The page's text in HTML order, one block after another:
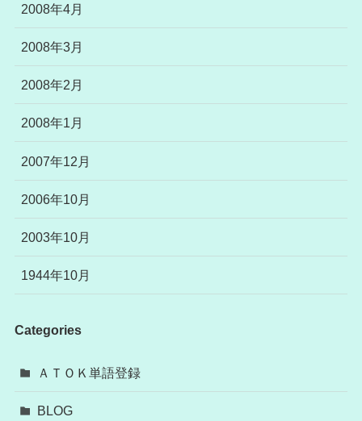
2008年4月
2008年3月
2008年2月
2008年1月
2007年12月
2006年10月
2003年10月
1944年10月
Categories
ＡＴＯＫ単語登録
BLOG